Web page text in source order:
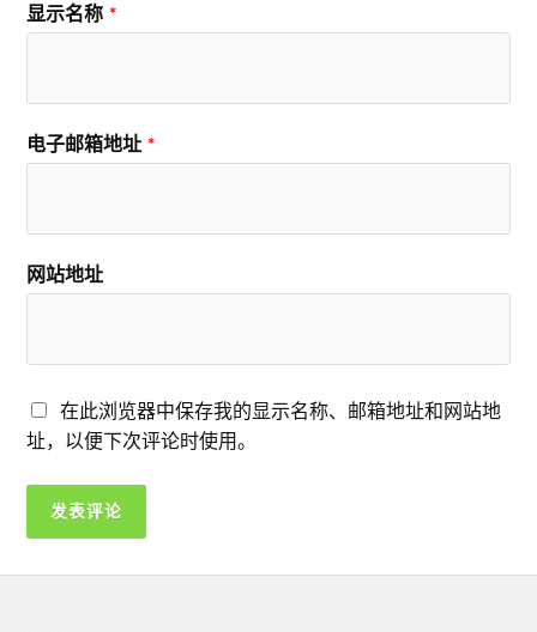
显示名称 *
电子邮箱地址 *
网站地址
在此浏览器中保存我的显示名称、邮箱地址和网站地
址，以便下次评论时使用。